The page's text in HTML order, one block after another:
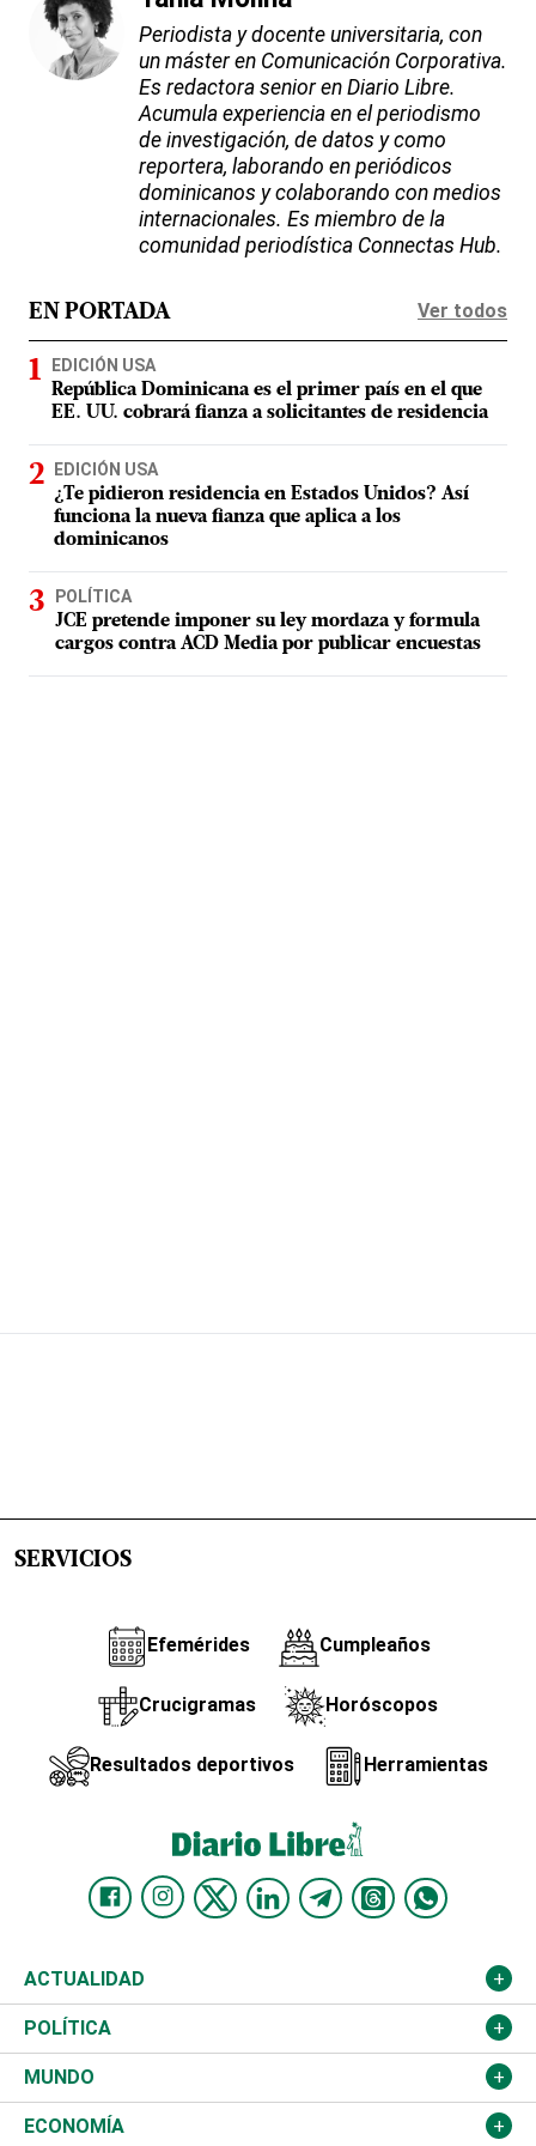
Periodista y docente universitaria, con
un máster en Comunicación Corporativa.
Es redactora senior en Diario Libre.
Acumula experiencia en el periodismo
de investigación, de datos y como
reportera, laborando en periódicos
dominicanos y colaborando con medios
internacionales. Es miembro de la
comunidad periodística Connectas Hub.
EN PORTADA Ver todos
EDICIÓN USA
República Dominicana es el primer país en el que
EE. UU. cobrará fianza a solicitantes de residencia
EDICIÓN USA
¿Te pidieron residencia en Estados Unidos? Así
funciona la nueva fianza que aplica a los
dominicanos
POLÍTICA
JCE pretende imponer su ley mordaza y formula
cargos contra ACD Media por publicar encuestas
SERVICIOS
Efemérides Cumpleaños
Crucigramas Horóscopos
Resultados deportivos Herramientas
ACTUALIDAD
Nacional
Ciudad
Educación
POLÍTICA
Partidos
JCE
MUNDO
Estados Unidos
ECONOMÍA